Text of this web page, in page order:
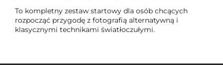
To kompletny zestaw startowy dla osób chcących
rozpocząć przygodę z fotografią alternatywną i
klasycznymi technikami światłoczułymi.